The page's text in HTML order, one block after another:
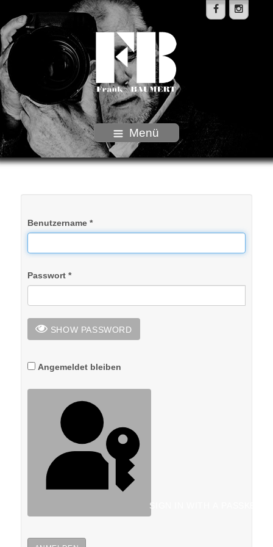
Menü
Benutzername*
Passwort*
SHOW PASSWORD
Angemeldet bleiben
SIGN IN WITH A PASSKEY